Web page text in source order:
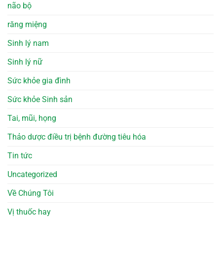
não bộ
răng miệng
Sinh lý nam
Sinh lý nữ
Sức khỏe gia đình
Sức khỏe Sinh sản
Tai, mũi, họng
Thảo dược điều trị bệnh đường tiêu hóa
Tin tức
Uncategorized
Về Chúng Tôi
Vị thuốc hay